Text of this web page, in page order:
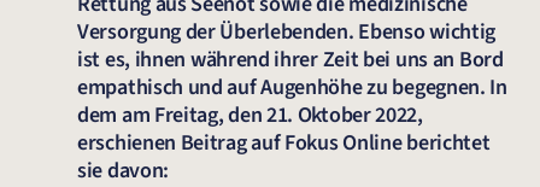
Versorgung der Überlebenden. Ebenso wichtig
ist es, ihnen während ihrer Zeit bei uns an Bord
empathisch und auf Augenhöhe zu begegnen. In
dem am Freitag, den 21. Oktober 2022,
erschienen Beitrag auf Fokus Online berichtet
sie davon: